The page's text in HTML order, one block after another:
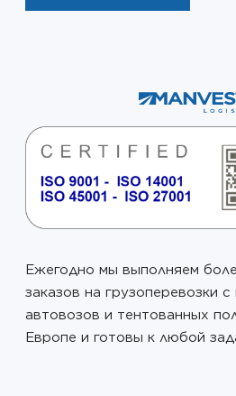
Ежегодно мы выполняем
заказов на грузоперевозки
автовозов и тентованных
Европе и готовы к любой